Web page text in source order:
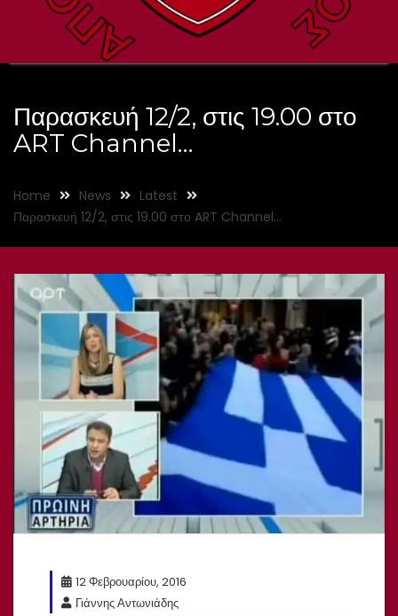
Παρασκευή 12/2, στις 19.00 στο
ART Channel…
Home News
Latest
Παρασκευή 12/2, στις 19.00 στο ART Channel…
12 Φεβρουαρίου, 2016
Γιάννης Αντωνιάδης